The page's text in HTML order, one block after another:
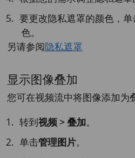
要更改隐私遮罩的颜色，单
色。
另请参阅隐私遮罩
显示图像叠加
您可在视频流中将图像添加为
转到视频 > 叠加。
单击管理图片。